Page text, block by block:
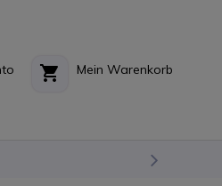
Mein Warenkorb